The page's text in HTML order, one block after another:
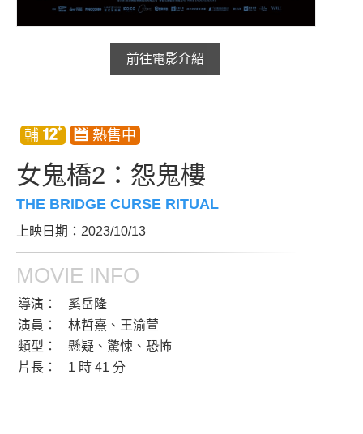
前往電影介紹
女鬼橋2：怨鬼樓
THE BRIDGE CURSE RITUAL
上映日期：2023/10/13
MOVIE INFO
導演：
奚岳隆
演員：
林哲熹、王渝萱
類型：
懸疑、驚悚、恐怖
片長：
1 時 41 分
會員Q&A